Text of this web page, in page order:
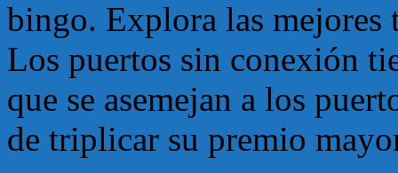
bingo. Explora las mejores
Los puertos sin conexión
que se asemejan a los
de triplicar su premio